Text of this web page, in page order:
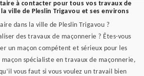
à contacter pour tous vos travaux de
ville de Pleslin Trigavou et ses environs
dans la ville de Pleslin Trigavou ?
des travaux de maçonnerie ? Êtes-vous
un maçon compétent et sérieux pour les
maçon spécialiste en travaux de maçonnerie,
vous faut si vous voulez un travail bien